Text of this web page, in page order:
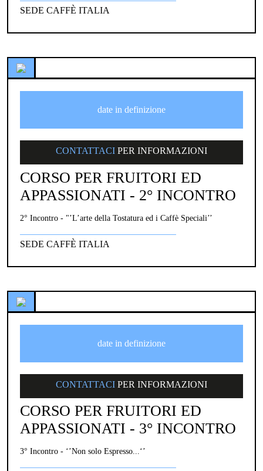
SEDE CAFFÈ ITALIA
date in definizione
CONTATTACI PER INFORMAZIONI
CORSO PER FRUITORI ED
APPASSIONATI - 2° INCONTRO
2° Incontro - "’L’arte della Tostatura ed i Caffè Speciali’’
SEDE CAFFÈ ITALIA
date in definizione
CONTATTACI PER INFORMAZIONI
CORSO PER FRUITORI ED
APPASSIONATI - 3° INCONTRO
3° Incontro - ‘’Non solo Espresso...‘’